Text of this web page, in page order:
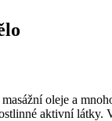
oleje a
aktivní